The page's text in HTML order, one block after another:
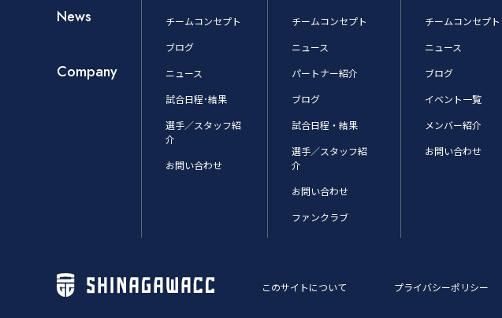
News
Company
チームコンセプト
ブログ
ニュース
試合日程･結果
選手／スタッフ紹
介
お問い合わせ
チームコンセプト
ニュース
パートナー紹介
ブログ
試合日程・結果
選手／スタッフ紹
介
お問い合わせ
ファンクラブ
チームコンセプト
ニュース
ブログ
イベント一覧
メンバー紹介
お問い合わせ
このサイトについて プライバシーポリシー